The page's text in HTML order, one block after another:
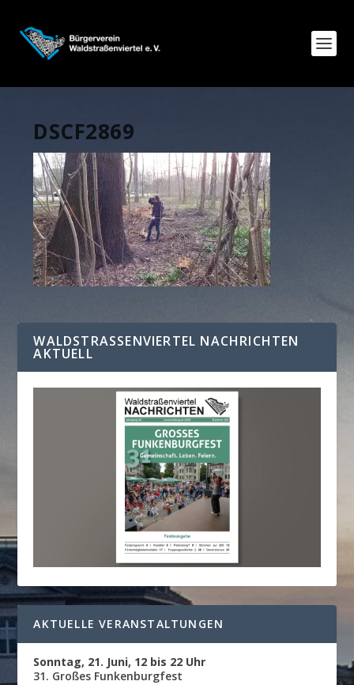
DSCF2869
WALDSTRASSENVIERTEL NACHRICHTEN A
KTUELL
AKTUELLE VERANSTALTUNGEN
Sonntag, 21. Juni, 12 bis 22 Uhr
31. Großes Funkenburgfest